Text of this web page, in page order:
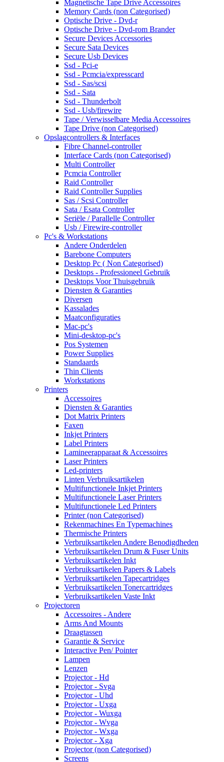
Magnetische Tape Drive Accessoires
Memory Cards (non Categorised)
Optische Drive - Dvd-r
Optische Drive - Dvd-rom Brander
Secure Devices Accessories
Secure Sata Devices
Secure Usb Devices
Ssd - Pci-e
Ssd - Pcmcia/expresscard
Ssd - Sas/scsi
Ssd - Sata
Ssd - Thunderbolt
Ssd - Usb/firewire
Tape / Verwisselbare Media Accessoires
Tape Drive (non Categorised)
Opslagcontrollers & Interfaces
Fibre Channel-controller
Interface Cards (non Categorised)
Multi Controller
Pcmcia Controller
Raid Controller
Raid Controller Supplies
Sas / Scsi Controller
Sata / Esata Controller
Seriële / Parallelle Controller
Usb / Firewire-controller
Pc's & Workstations
Andere Onderdelen
Barebone Computers
Desktop Pc ( Non Categorised)
Desktops - Professioneel Gebruik
Desktops Voor Thuisgebruik
Diensten & Garanties
Diversen
Kassalades
Maatconfiguraties
Mac-pc's
Mini-desktop-pc's
Pos Systemen
Power Supplies
Standaards
Thin Clients
Workstations
Printers
Accessoires
Diensten & Garanties
Dot Matrix Printers
Faxen
Inkjet Printers
Label Printers
Lamineerapparaat & Accessoires
Laser Printers
Led-printers
Linten Verbruiksartikelen
Multifunctionele Inkjet Printers
Multifunctionele Laser Printers
Multifunctionele Led Printers
Printer (non Categorised)
Rekenmachines En Typemachines
Thermische Printers
Verbruiksartikelen Andere Benodigdheden
Verbruiksartikelen Drum & Fuser Units
Verbruiksartikelen Inkt
Verbruiksartikelen Papers & Labels
Verbruiksartikelen Tapecartridges
Verbruiksartikelen Tonercartridges
Verbruiksartikelen Vaste Inkt
Projectoren
Accessoires - Andere
Arms And Mounts
Draagtassen
Garantie & Service
Interactive Pen/ Pointer
Lampen
Lenzen
Projector - Hd
Projector - Svga
Projector - Uhd
Projector - Uxga
Projector - Wuxga
Projector - Wvga
Projector - Wxga
Projector - Xga
Projector (non Categorised)
Screens